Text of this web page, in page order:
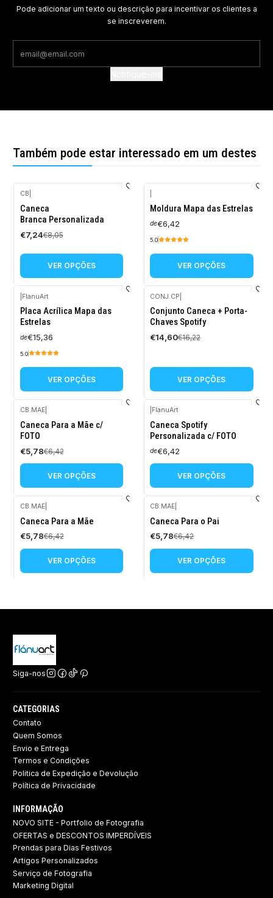
Pode adicionar um texto ou descrição para incentivar os clientes a
se inscreverem.
Também pode estar interessado em um destes
-10%
DESCONTO
CB
Caneca
Branca Personalizada
€7,24€8,05
VER OPÇÕES
Moldura Mapa das Estrelas
de€6,42
5.0
VER OPÇÕES
FlanuArt
Placa Acrílica Mapa das
Estrelas
de€15,36
5.0
VER OPÇÕES
-10%
DESCONTO
CONJ.CP
Conjunto Caneca + Porta-
Chaves Spotify
€14,60€16,22
VER OPÇÕES
-10%
DESCONTO
CB.MAE|
Caneca Para a Mãe c/
FOTO
€5,78€6,42
VER OPÇÕES
FlanuArt
Caneca Spotify
Personalizada c/ FOTO
de€6,42
VER OPÇÕES
-10%
DESCONTO
CB.MAE|
Caneca Para a Mãe
€5,78€6,42
VER OPÇÕES
-10%
DESCONTO
CB.MAE
Caneca Para o Pai
€5,78€6,42
VER OPÇÕES
Siga-nos
CATEGORIAS
Contato
Quem Somos
Envio e Entrega
Termos e Condições
Politica de Expedição e Devolução ​
Política de Privacidade
INFORMAÇÃO
NOVO SITE - Portfolio de Fotografia
OFERTAS e DESCONTOS IMPERDÍVEIS
Prendas para Dias Festivos
Artigos Personalizados
Serviço de Fotografia
Marketing Digital